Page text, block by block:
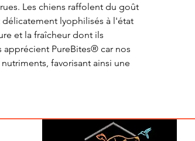
Les chiens raffolent du goût
lyophilisés à l'état
et la fraîcheur dont ils
PureBites® car nos
favorisant ainsi une